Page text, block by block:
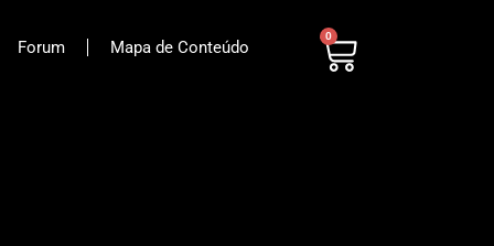
Forum Mapa de Conteúdo
0